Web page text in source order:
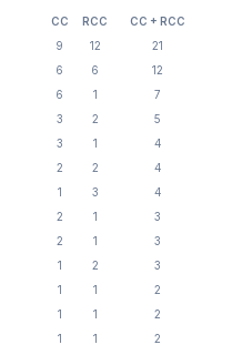
CC RCC
CC + RCC
9 12
21
6 6
12
6 1
7
3 2
5
3 1
4
2 2
4
1 3
4
2 1
3
2 1
3
1 2
3
1 1
2
1 1
2
1 1
2